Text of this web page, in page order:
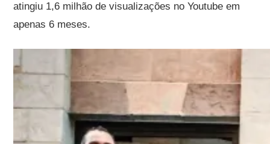
atingiu 1,6 milhão de visualizações no Youtube em
apenas 6 meses.